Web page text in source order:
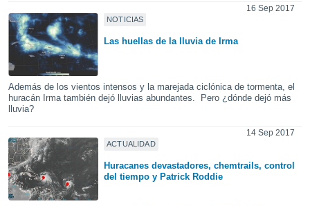
de
disponible
cookies
NOTICIAS
16 Sep 2017
Las huellas de la lluvia de Irma
Además de los vientos intensos y la marejada ciclónica de tormenta, el
huracán Irma también dejó lluvias abundantes. Pero ¿dónde dejó más
lluvia?
ACTUALIDAD
14 Sep 2017
Huracanes devastadores, chemtrails, control
del tiempo y Patrick Roddie